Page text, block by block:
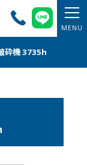
砕機 3735h